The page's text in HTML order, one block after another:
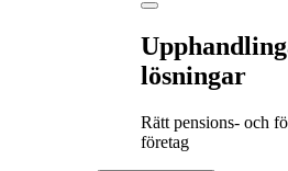
lösningar
Rätt pensions- och
företag